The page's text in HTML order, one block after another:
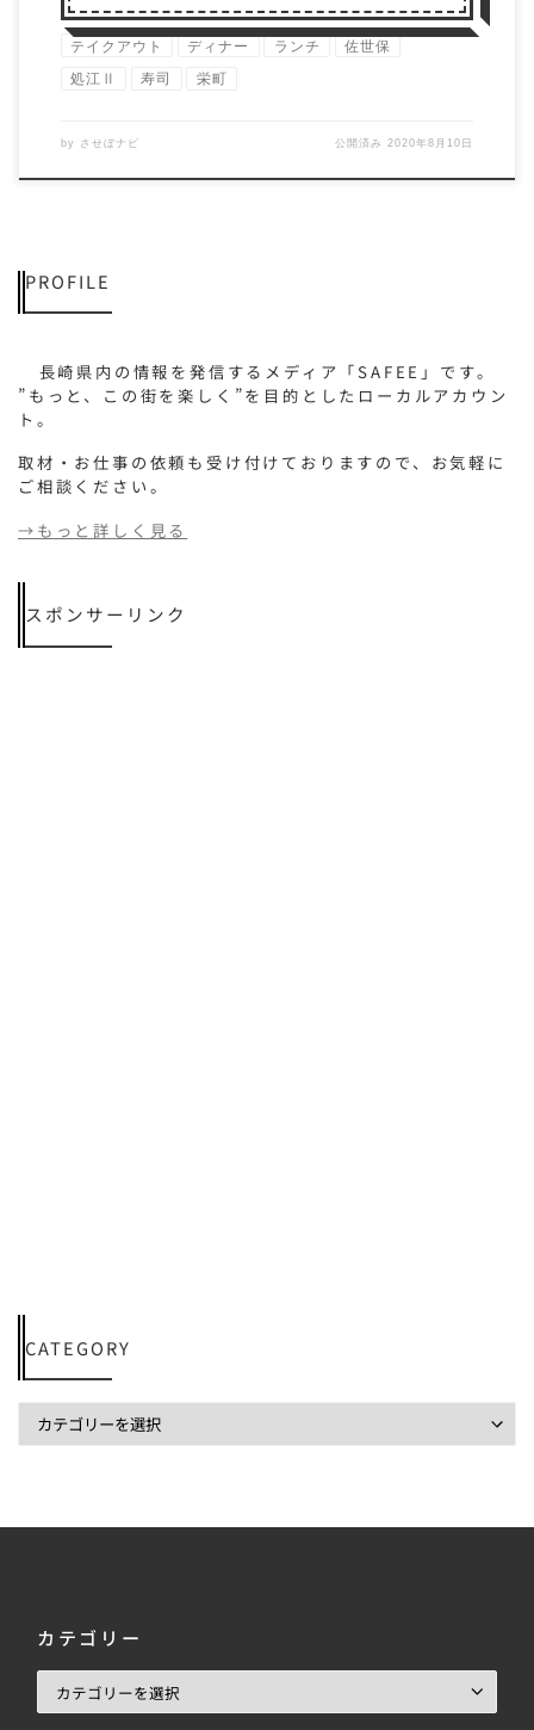
テイクアウト ディナー ランチ 佐世保
処江Ⅱ 寿司 栄町
by させぼナビ 公開済み2020年8月10日
PROFILE
長崎県内の情報を発信するメディア「SAFEE」です。
”もっと、この街を楽しく”を目的としたローカルアカウン
ト。
取材・お仕事の依頼も受け付けておりますので、お気軽に
ご相談ください。
→もっと詳しく見る
スポンサーリンク
CATEGORY
カテゴリー